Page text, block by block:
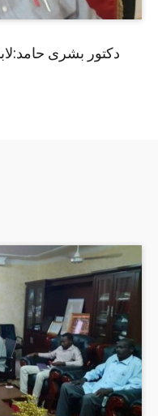
دكتور بشرى